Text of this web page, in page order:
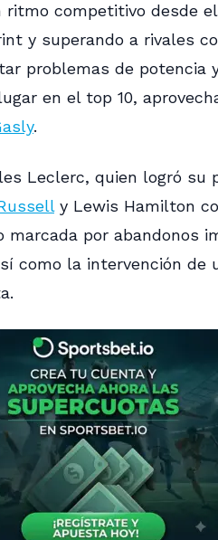
competitivo desde
y superando a rivales
problemas de potencia
en el top 10,
.
Leclerc, quien logró su
y Lewis Hamilton
marcada por abandonos
como la intervención de